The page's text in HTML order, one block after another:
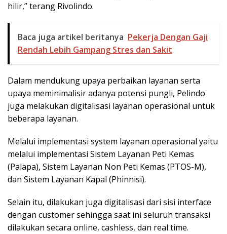
hilir,” terang Rivolindo.
Baca juga artikel beritanya Pekerja Dengan Gaji
Rendah Lebih Gampang Stres dan Sakit
Dalam mendukung upaya perbaikan layanan serta
upaya meminimalisir adanya potensi pungli, Pelindo
juga melakukan digitalisasi layanan operasional untuk
beberapa layanan.
Melalui implementasi system layanan operasional yaitu
melalui implementasi Sistem Layanan Peti Kemas
(Palapa), Sistem Layanan Non Peti Kemas (PTOS-M),
dan Sistem Layanan Kapal (Phinnisi).
Selain itu, dilakukan juga digitalisasi dari sisi interface
dengan customer sehingga saat ini seluruh transaksi
dilakukan secara online, cashless, dan real time.